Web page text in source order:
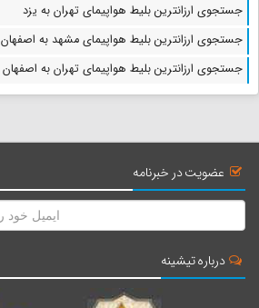
جستجوی ارزانترین بلیط هواپیمای تهران به یزد
جستجوی ارزانترین بلیط هواپیمای مشهد به اصفهان
جستجوی ارزانترین بلیط هواپیمای تهران به اصفهان
عضویت در خبرنامه
درباره تیشینه